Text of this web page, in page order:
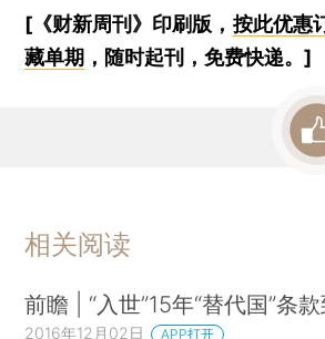
[《财新周刊》印刷版， 按此优惠
藏单期 ，随时起刊，免费快递。]
相关阅读
前瞻 | “入世”15年“替代国”条
2016年12月02日 APP打开